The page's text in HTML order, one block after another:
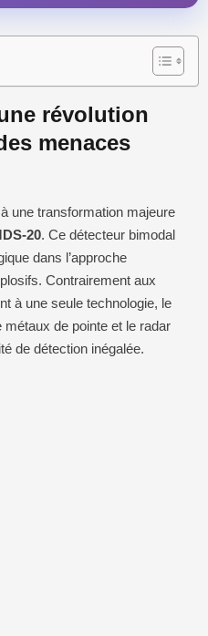
révolution
menaces
une transformation majeure
20. Ce détecteur bimodal
dans l’approche
Contrairement aux
à une seule technologie, le
de pointe et le radar
de détection inégalée.